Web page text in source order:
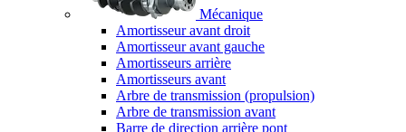
Mécanique
Amortisseur avant droit
Amortisseur avant gauche
Amortisseurs arrière
Amortisseurs avant
Arbre de transmission (propulsion)
Arbre de transmission avant
Barre de direction arrière pont